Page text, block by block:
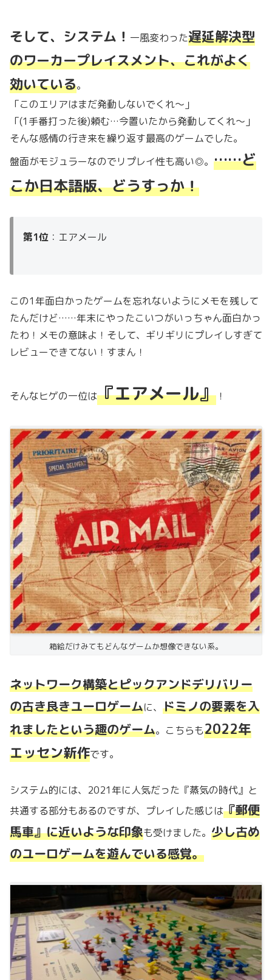
そして、システム！ 一風変わった遅延解決型
のワーカープレイスメント、これがよく
効いている。
「このエリアはまだ発動しないでくれ～」
「(1手番打った後)頼む…今置いたから発動してくれ～」
そんな感情の行き来を繰り返す最高のゲームでした。
盤面がモジュラーなのでリプレイ性も高い◎。 ……ど
こか日本語版、どうすっか！
第1位 ：エアメール
この1年面白かったゲームを忘れないようにメモを残して
たんだけど……年末にやったこいつがいっちゃん面白かっ
たわ！メモの意味よ！そして、ギリギリにプレイしすぎて
レビューできてない！すまん！
そんなヒゲの一位は『エアメール』 ！
箱絵だけみてもどんなゲームか想像できない系。
ネットワーク構築とピックアンドデリバリー
の古き良きユーロゲームに、 ドミノの要素を入
れましたという趣のゲーム。こちらも2022年
エッセン新作です。
システム的には、2021年に人気だった『蒸気の時代』と
共通する部分もあるのですが、プレイした感じは『郵便
馬車』に近いような印象も受けました。 少し古め
のユーロゲームを遊んでいる感覚。